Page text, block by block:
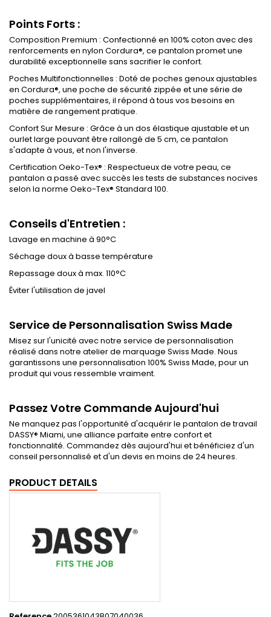
Points Forts :
Composition Premium : Confectionné en 100% coton avec des
renforcements en nylon Cordura®, ce pantalon promet une
durabilité exceptionnelle sans sacrifier le confort.
Poches Multifonctionnelles : Doté de poches genoux ajustables
en Cordura®, une poche de sécurité zippée et une série de
poches supplémentaires, il répond à tous vos besoins en
matière de rangement pratique.
Confort Sur Mesure : Grâce à un dos élastique ajustable et un
ourlet large pouvant être rallongé de 5 cm, ce pantalon
s'adapte à vous, et non l'inverse.
Certification Oeko-Tex® : Respectueux de votre peau, ce
pantalon a passé avec succès les tests de substances nocives
selon la norme Oeko-Tex® Standard 100.
Conseils d'Entretien :
Lavage en machine à 90°C
Séchage doux à basse température
Repassage doux à max. 110°C
Éviter l'utilisation de javel
Service de Personnalisation Swiss Made
Misez sur l'unicité avec notre service de personnalisation
réalisé dans notre atelier de marquage Swiss Made. Nous
garantissons une personnalisation 100% Swiss Made, pour un
produit qui vous ressemble vraiment.
Passez Votre Commande Aujourd'hui
Ne manquez pas l'opportunité d'acquérir le pantalon de travail
DASSY® Miami, une alliance parfaite entre confort et
fonctionnalité. Commandez dès aujourd'hui et bénéficiez d'un
conseil personnalisé et d'un devis en moins de 24 heures.
PRODUCT DETAILS